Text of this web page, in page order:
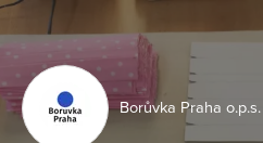
Borůvka Praha o.p.s.